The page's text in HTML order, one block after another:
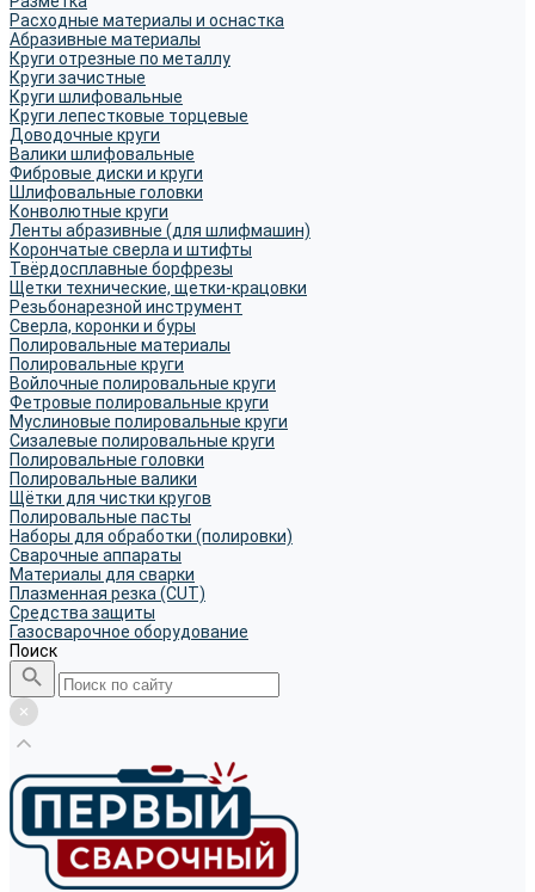
Расходные материалы и оснастка
Абразивные материалы
Круги отрезные по металлу
Круги зачистные
Круги шлифовальные
Круги лепестковые торцевые
Доводочные круги
Валики шлифовальные
Фибровые диски и круги
Шлифовальные головки
Конволютные круги
Ленты абразивные (для шлифмашин)
Корончатые сверла и штифты
Твёрдосплавные борфрезы
Щетки технические, щетки-крацовки
Резьбонарезной инструмент
Сверла, коронки и буры
Полировальные материалы
Полировальные круги
Войлочные полировальные круги
Фетровые полировальные круги
Муслиновые полировальные круги
Cизалевые полировальные круги
Полировальные головки
Полировальные валики
Щётки для чистки кругов
Полировальные пасты
Наборы для обработки (полировки)
Сварочные аппараты
Материалы для сварки
Плазменная резка (CUT)
Средства защиты
Газосварочное оборудование
Поиск